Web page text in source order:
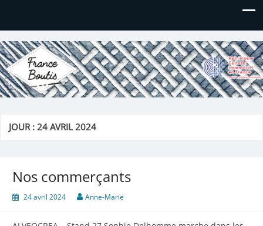
France Boutis
Le site de France Boutis
JOUR :24 AVRIL 2024
Nos commerçants
24 avril 2024 Anne-Marie